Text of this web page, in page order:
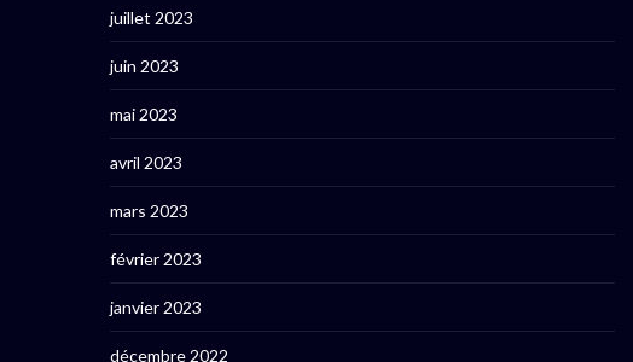
juillet 2023
juin 2023
mai 2023
avril 2023
mars 2023
février 2023
janvier 2023
décembre 2022